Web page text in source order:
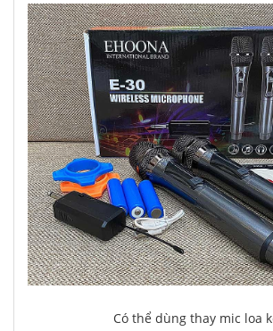
Có thể dùng thay mic loa